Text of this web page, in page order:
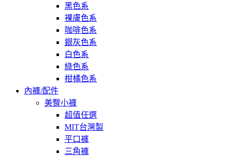
黑色系
裸膚色系
咖啡色系
銀灰色系
白色系
綠色系
柑橘色系
內褲/配件
美臀小褲
超值任選
MIT台灣製
平口褲
三角褲